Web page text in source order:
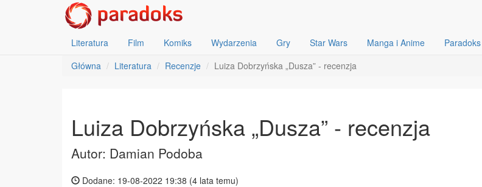
Literatura Film Komiks Wydarzenia Gry Star Wars Manga i Anime Paradoks
Główna
Literatura Recenzje Luiza Dobrzyńska „Dusza” - recenzja
Luiza Dobrzyńska „Dusza” - recenzja
Autor: Damian Podoba
Dodane: 19-08-2022 19:38 (4 lata temu)